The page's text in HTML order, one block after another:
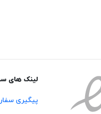
لینک های
پیگیری